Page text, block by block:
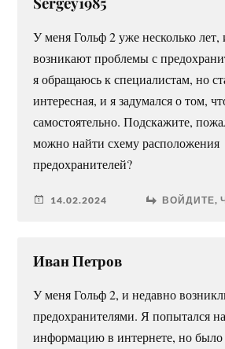
У меня Гольф 2 уже несколько лет,
возникают проблемы с
я обращаюсь к специалистам, но
интересная, и я задумался о том,
самостоятельно. Подскажите,
можно найти схему расположения
предохранителей?
14.02.2024 ВОЙДИТЕ,
Иван Петров
У меня Гольф 2, и недавно
предохранителями. Я попытался
информацию в интернете, но было